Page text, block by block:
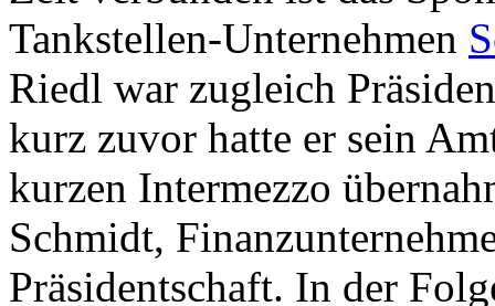
Tankstellen-Unternehmen
Riedl war zugleich
kurz zuvor hatte er sein
kurzen Intermezzo
Schmidt,
Präsidentschaft. In der